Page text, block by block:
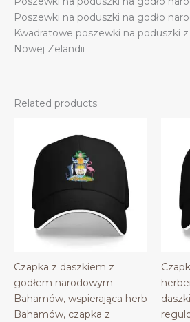
Poszewki na poduszki na godło
Kwadratowe poszewki na poduszki
Nowej Zelandii
Related products
Czapka z daszkiem z
godłem narodowym
Bahamów, wspierająca herb
Bahamów, czapka z